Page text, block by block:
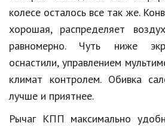
Строительство
Культура и общество
Мода и стиль
Бизнес
Хобби и развлечения
колесе осталось все так же.
хорошая, распределяет
равномерно. Чуть ниже
оснастили, управлением
климат контролем. Обивка
лучше и приятнее.
Рычаг КПП максимально